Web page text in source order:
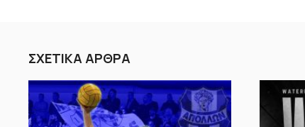
ΣΧΕΤΙΚΑ ΑΡΘΡΑ